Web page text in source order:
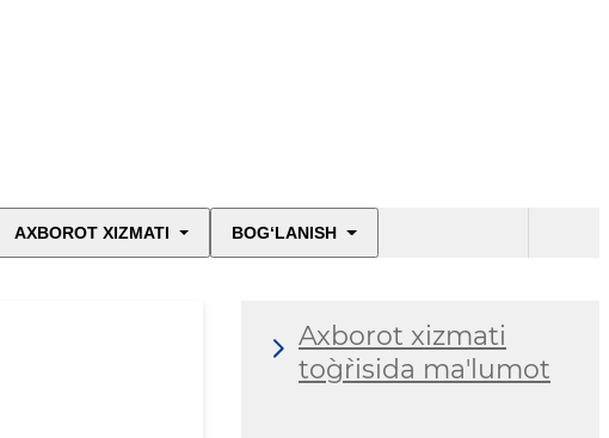
AXBOROT XIZMATI BOG‘LANISH
Axborot xizmati
to`g`risida ma'lumot